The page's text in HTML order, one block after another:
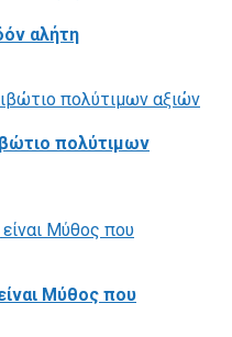
αλήτη
πολύτιμων
Μύθος που